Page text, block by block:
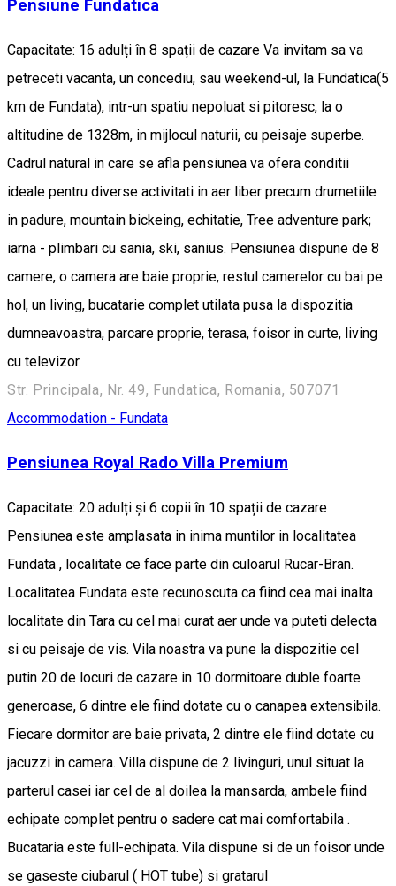
Pensiune Fundatica
Capacitate: 16 adulți în 8 spații de cazare Va invitam sa va
petreceti vacanta, un concediu, sau weekend-ul, la Fundatica(5
km de Fundata), intr-un spatiu nepoluat si pitoresc, la o
altitudine de 1328m, in mijlocul naturii, cu peisaje superbe.
Cadrul natural in care se afla pensiunea va ofera conditii
ideale pentru diverse activitati in aer liber precum drumetiile
in padure, mountain bickeing, echitatie, Tree adventure park;
iarna - plimbari cu sania, ski, sanius. Pensiunea dispune de 8
camere, o camera are baie proprie, restul camerelor cu bai pe
hol, un living, bucatarie complet utilata pusa la dispozitia
dumneavoastra, parcare proprie, terasa, foisor in curte, living
cu televizor.
Str. Principala, Nr. 49, Fundatica, Romania, 507071
Accommodation - Fundata
Pensiunea Royal Rado Villa Premium
Capacitate: 20 adulți și 6 copii în 10 spații de cazare
Pensiunea este amplasata in inima muntilor in localitatea
Fundata , localitate ce face parte din culoarul Rucar-Bran.
Localitatea Fundata este recunoscuta ca fiind cea mai inalta
localitate din Tara cu cel mai curat aer unde va puteti delecta
si cu peisaje de vis. Vila noastra va pune la dispozitie cel
putin 20 de locuri de cazare in 10 dormitoare duble foarte
generoase, 6 dintre ele fiind dotate cu o canapea extensibila.
Fiecare dormitor are baie privata, 2 dintre ele fiind dotate cu
jacuzzi in camera. Villa dispune de 2 livinguri, unul situat la
parterul casei iar cel de al doilea la mansarda, ambele fiind
echipate complet pentru o sadere cat mai comfortabila .
Bucataria este full-echipata. Vila dispune si de un foisor unde
se gaseste ciubarul ( HOT tube) si gratarul